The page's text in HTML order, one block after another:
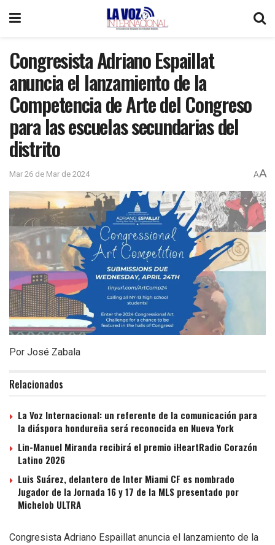
Congresista Adriano Espaillat
anuncia el lanzamiento de la
Competencia de Arte del Congreso
para las escuelas secundarias del
distrito
Mar 26 de Mar de 2024 AA
Por José Zabala
Relacionados
La Voz Internacional: un referente de la comunicación para
la diáspora hondureña será reconocida en Nueva York
Lin-Manuel Miranda recibirá el premio iHeartRadio Corazón
Latino 2026
Luis Suárez, delantero de Inter Miami CF es nombrado
Jugador de la Jornada 16 y 17 de la MLS presentado por
Michelob ULTRA
Congresista Adriano Espaillat anuncia el lanzamiento de la